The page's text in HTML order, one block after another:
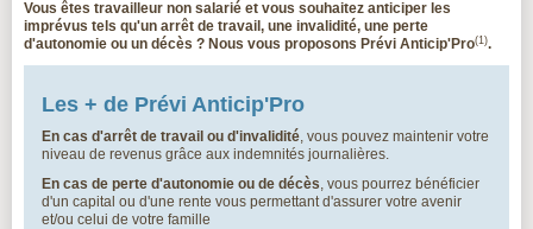
Vous êtes travailleur non salarié et vous souhaitez anticiper les
imprévus tels qu'un arrêt de travail, une invalidité, une perte
d'autonomie ou un décès ? Nous vous proposons Prévi Anticip'Pro(1).
Les + de Prévi Anticip'Pro
En cas d'arrêt de travail ou d'invalidité, vous pouvez maintenir votre
niveau de revenus grâce aux indemnités journalières.
En cas de perte d'autonomie ou de décès, vous pourrez bénéficier
d'un capital ou d'une rente vous permettant d'assurer votre avenir
et/ou celui de votre famille